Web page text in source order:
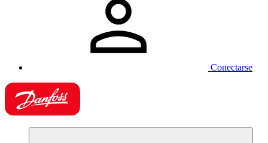
Conectarse